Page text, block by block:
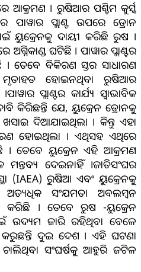
। ରୁଷିଆର ପଶ୍ଚିମ କୁର୍ସ୍କ
ପାୱାର ପ୍ଲାଣ୍ଟ ଉପରେ ଡ୍ରୋନ
ୟୁକ୍ରେନକୁ ଦାୟୀ କରିଛି ରୁଷ ।
ଅଗ୍ନିକାଣ୍ଡ ଘଟିଛି । ପାୱାର ପ୍ଲାଣ୍ଟର
। ତେବେ ବିକିରଣ ସ୍ତର ସାଧାରଣ
ହୋଇନଥିବା ରୁଷିଆର
ପ୍ଲାଣ୍ଟର କାର୍ଯ୍ୟ ସ୍ବାଭାବିକ
କିରିଛନ୍ତି ଯେ, ୟୁକ୍ରେନ ଡ୍ରୋନକୁ
ଖସାଇ ଦିଆଯାଇଥିଲା । କିନ୍ତୁ ଏହା
ହୋଇଥିଲା । ଏଥିସହ ଏଥିରେ
। ତେବେ ୟୁକ୍ରେନ ଏହି ଆକ୍ରମଣ
ମନ୍ତବ୍ୟ ଦେଇନାହିଁ ।ଜାତିସଂଘର
(IAEA) ରୁଷିଆ ଏବଂ ୟୁକ୍ରେନକୁ
ସଂଯମତା ଅବଲମ୍ବନ
କରିଛି । ତେବେ ରୁଷ -ୟୁକ୍ରେନ
ଉଦ୍ୟମ ଜାରି ରହିଥିବା ବେଳେ
ଦୁଇ ଦେଶ । ଏହି ଘଟଣା
ସଂଘର୍ଷକୁ ଆହୁରି ଜଟିଳ